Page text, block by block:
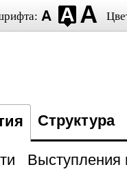
Структура
Выступления